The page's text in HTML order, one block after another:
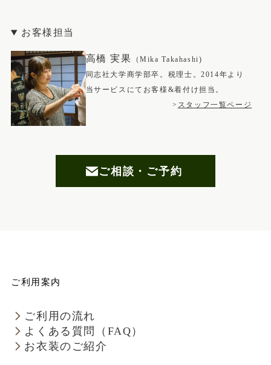
お客様担当
高橋 実果
（Mika Takahashi)
同志社大学商学部卒。税理士。2014年より
当サービスにてお客様&着付け担当。
> スタッフ一覧ページ
ご相談・ご予約
ご利用案内
ご利用の流れ
よくある質問（FAQ）
お衣装のご紹介